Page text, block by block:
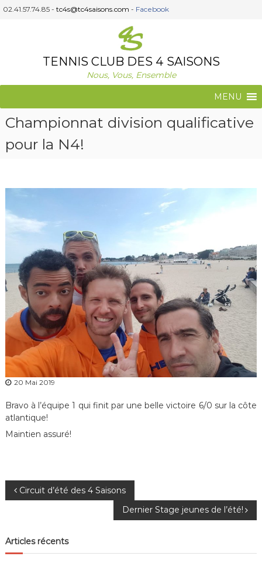
A02.41.57.74.85 - tc4s@tc4saisons.com - Facebook
TENNIS CLUB DES 4 SAISONS
Nous, Vous, Ensemble
MENU
Championnat division qualificative
pour la N4!
20 Mai 2019
Bravo à l’équipe 1 qui finit par une belle victoire 6/0 sur la côte
atlantique!
Maintien assuré!
N
v
Circuit d’été des 4 Saisons
Dernier Stage jeunes de l’été!
Articles récents